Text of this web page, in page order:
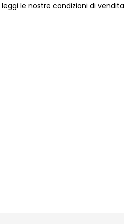
le nostre condizioni di vendita